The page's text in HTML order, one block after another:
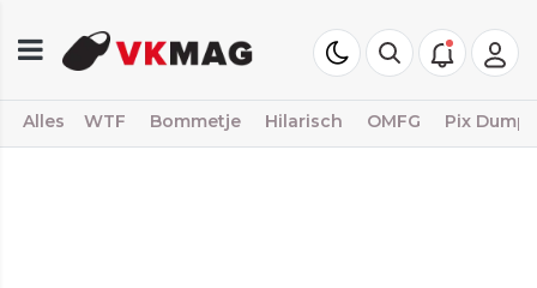
Alles WTF Bommetje Hilarisch OMFG Pix Dump